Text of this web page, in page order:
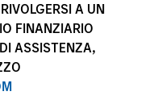
A UN
FINANZIARIO
ASSISTENZA,